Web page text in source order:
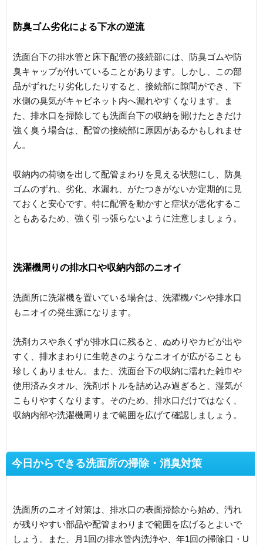
防臭ゴム劣化による下水の逆流
洗面台下の排水管と床下配管の接続部には、防臭ゴムや防
臭キャップが付いていることがあります。しかし、この部
品がずれたり劣化したりすると、接続部に隙間ができ、下
水側の臭気がキャビネット内へ漏れやすくなります。ま
た、排水口を掃除しても洗面台下の収納を開けたときだけ
強く臭う場合は、配管の接続部に原因があるかもしれませ
ん。
収納内の荷物を出して配管まわりを見える状態にし、防臭
ゴムのずれ、劣化、水漏れ、がたつきがないか定期的に見
ておくと安心です。特に配管を動かすと症状が悪化するこ
ともあるため、強く引っ張らないように注意しましょう。
洗濯機周りの排水口や収納内部のニオイ
洗面所に洗濯機を置いている場合は、洗濯機パンや排水口
もニオイの発生源になります。
洗剤カスや糸くずが排水口に残ると、ぬめりやカビが出や
すく、排水まわりに生乾きのようなニオイが広がることも
珍しくありません。また、洗面台下の収納に濡れた雑巾や
使用済みタオル、洗剤ボトルを詰め込み過ぎると、湿気が
こもりやすくなります。そのため、排水口だけではなく、
収納内部や洗濯機周りまで範囲を広げて確認しましょう。
今日からできる洗面所の掃除・消臭対策
洗面所のニオイ対策は、排水口の表面掃除から始め、汚れ
が残りやすい部品や配管まわりまで範囲を広げるとよいで
しょう。また、月1回の排水管内洗浄や、年1回の掃除口・U